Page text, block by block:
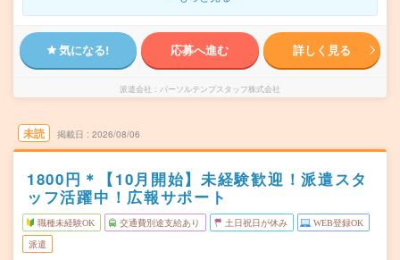
気になる! 応募へ進む 詳しく見る
派遣会社 パーソルテンプスタッフ株式会社
未読 掲載日 2026/08/06
1800円＊【10月開始】未経験歓迎！派遣スタ
ッフ活躍中！広報サポート
職種未経験OK 交通費別途支給あり 土日祝日が休み WEB登録OK
派遣